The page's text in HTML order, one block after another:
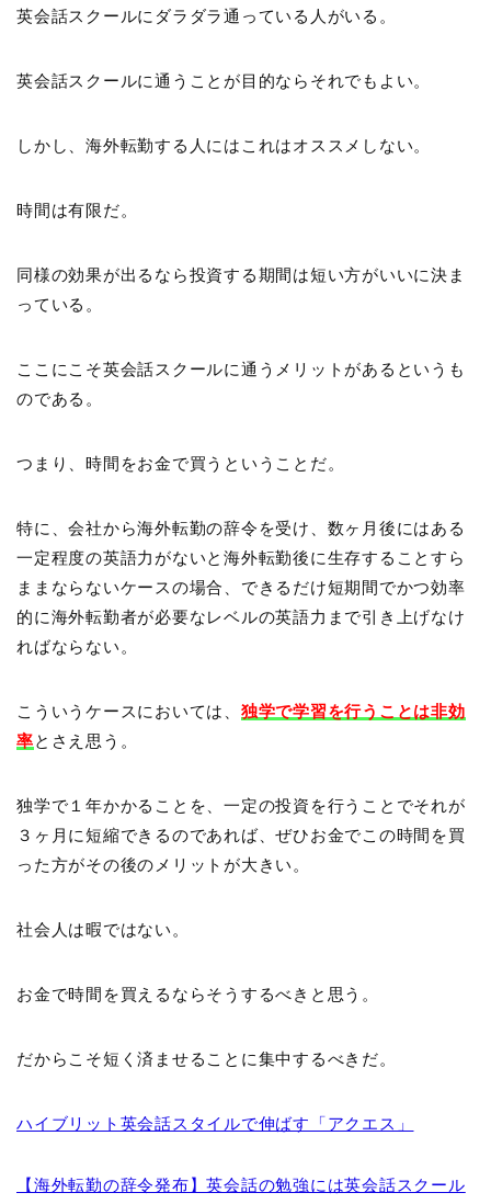
英会話スクールにダラダラ通っている人がいる。
英会話スクールに通うことが目的ならそれでもよい。
しかし、海外転勤する人にはこれはオススメしない。
時間は有限だ。
同様の効果が出るなら投資する期間は短い方がいいに決ま
っている。
ここにこそ英会話スクールに通うメリットがあるというも
のである。
つまり、時間をお金で買うということだ。
特に、会社から海外転勤の辞令を受け、数ヶ月後にはある
一定程度の英語力がないと海外転勤後に生存することすら
ままならないケースの場合、できるだけ短期間でかつ効率
的に海外転勤者が必要なレベルの英語力まで引き上げなけ
ればならない。
こういうケースにおいては、 独学で学習を行うことは非効
率とさえ思う。
独学で１年かかることを、一定の投資を行うことでそれが
３ヶ月に短縮できるのであれば、ぜひお金でこの時間を買
った方がその後のメリットが大きい。
社会人は暇ではない。
お金で時間を買えるならそうするべきと思う。
だからこそ短く済ませることに集中するべきだ。
ハイブリット英会話スタイルで伸ばす「アクエス」
【海外転勤の辞令発布】英会話の勉強には英会話スクール